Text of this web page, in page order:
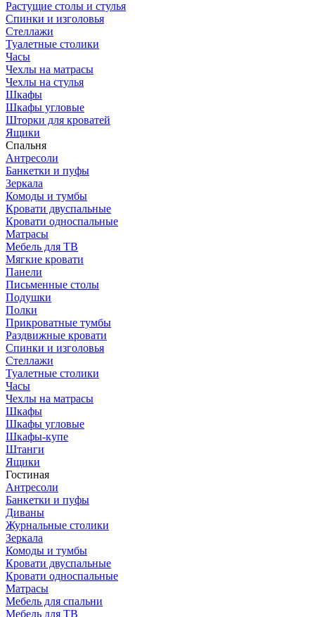
Растущие столы и стулья
Спинки и изголовья
Стеллажи
Туалетные столики
Часы
Чехлы на матрасы
Чехлы на стулья
Шкафы
Шкафы угловые
Шторки для кроватей
Ящики
Спальня
Антресоли
Банкетки и пуфы
Зеркала
Комоды и тумбы
Кровати двуспальные
Кровати односпальные
Матрасы
Мебель для ТВ
Мягкие кровати
Панели
Письменные столы
Подушки
Полки
Прикроватные тумбы
Раздвижные кровати
Спинки и изголовья
Стеллажи
Туалетные столики
Часы
Чехлы на матрасы
Шкафы
Шкафы угловые
Шкафы-купе
Штанги
Ящики
Гостиная
Антресоли
Банкетки и пуфы
Диваны
Журнальные столики
Зеркала
Комоды и тумбы
Кровати двуспальные
Кровати односпальные
Матрасы
Мебель для спальни
Мебель для ТВ